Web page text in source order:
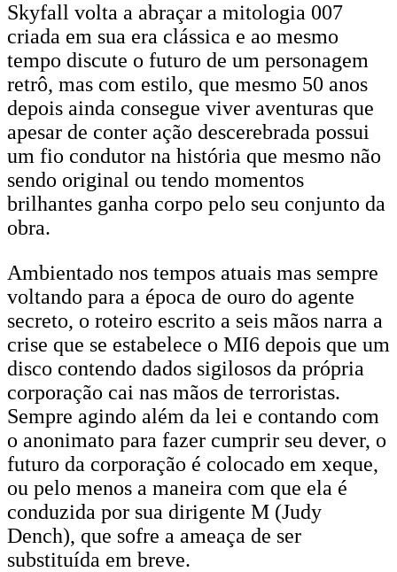
Skyfall volta a abraçar a mitologia 007
criada em sua era clássica e ao mesmo
tempo discute o futuro de um personagem
retrô, mas com estilo, que mesmo 50 anos
depois ainda consegue viver aventuras que
apesar de conter ação descerebrada possui
um fio condutor na história que mesmo não
sendo original ou tendo momentos
brilhantes ganha corpo pelo seu conjunto da
obra.
Ambientado nos tempos atuais mas sempre
voltando para a época de ouro do agente
secreto, o roteiro escrito a seis mãos narra a
crise que se estabelece o MI6 depois que um
disco contendo dados sigilosos da própria
corporação cai nas mãos de terroristas.
Sempre agindo além da lei e contando com
o anonimato para fazer cumprir seu dever, o
futuro da corporação é colocado em xeque,
ou pelo menos a maneira com que ela é
conduzida por sua dirigente M (Judy
Dench), que sofre a ameaça de ser
substituída em breve.